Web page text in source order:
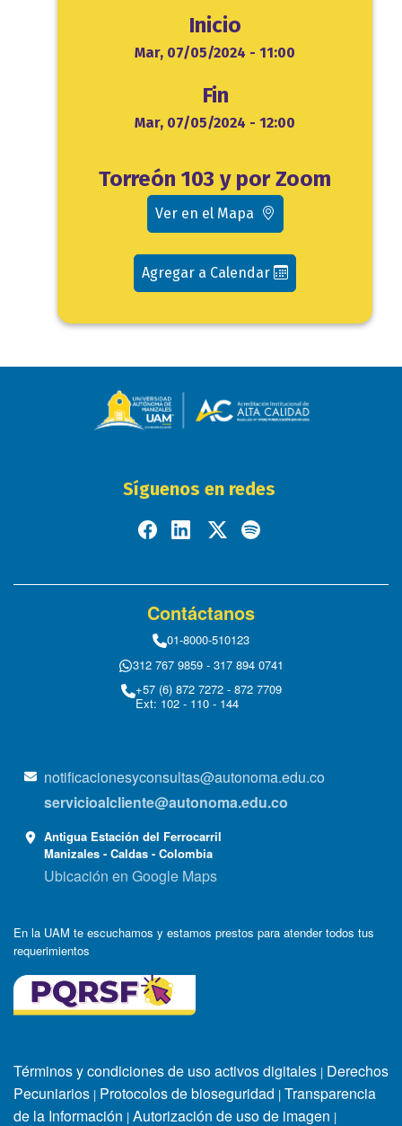
Inicio
Mar, 07/05/2024 - 11:00
Fin
Mar, 07/05/2024 - 12:00
Ubicación
Torreón 103 y por Zoom
Ver en el Mapa
Agregar a Calendar
Síguenos en redes
Contáctanos
01-8000-510123
312 767 9859 - 317 894 0741
+57 (6) 872 7272 - 872 7709
Ext: 102 - 110 - 144
notificacionesyconsultas@autonoma.edu.co
servicioalcliente@autonoma.edu.co
Antigua Estación del Ferrocarril
Manizales - Caldas - Colombia
Ubicación en Google Maps
En la UAM te escuchamos y estamos prestos para atender todos tus
requerimientos
Términos y condiciones de uso activos digitales | Derechos
Pecuniarios | Protocolos de bioseguridad | Transparencia
de la Información | Autorización de uso de imagen |